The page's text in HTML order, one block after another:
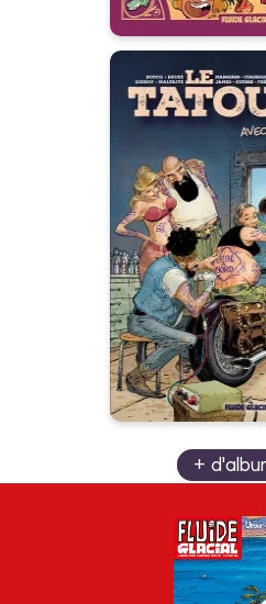
Le
avec
Date
10/01/2024
Le tatouage vu
des auteurs
notamment
Reuzé, Zidrou,
Frécon, Mo/
Pinhiero, Maud
+